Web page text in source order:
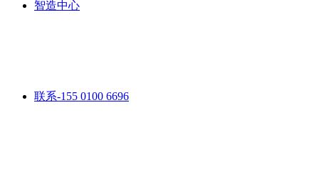
智造中心
联系-155 0100 6696